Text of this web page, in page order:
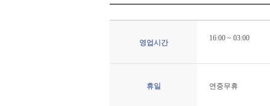
영업시간
16:00 ~ 03:00
휴일 연중무휴